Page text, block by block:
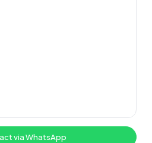
via WhatsApp